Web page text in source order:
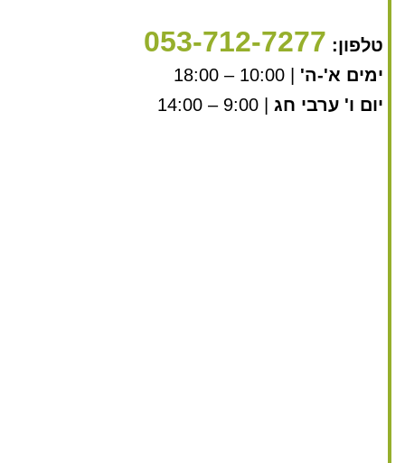
טלפון: 053-712-7277
ימים א'-ה' | 10:00 – 18:00
יום ו' ערבי חג | 9:00 – 14:00